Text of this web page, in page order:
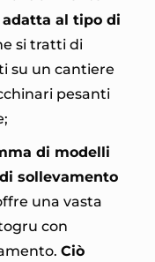
adatta al tipo di
si tratti di
su un cantiere
pesanti
di modelli
sollevamento
una vasta
con
Ciò